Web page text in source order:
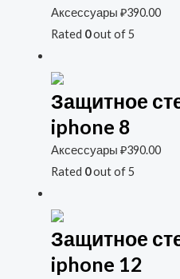
Аксессуары ₽390.00
Rated 0out of 5
Защитное
iphone 8
Аксессуары ₽390.00
Rated 0out of 5
Защитное
iphone 12